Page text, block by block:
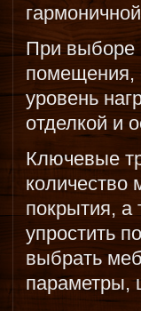
При выборе
помещения,
уровень
отделкой и
Ключевые
количество
покрытия, а
упростить
выбрать
параметры,